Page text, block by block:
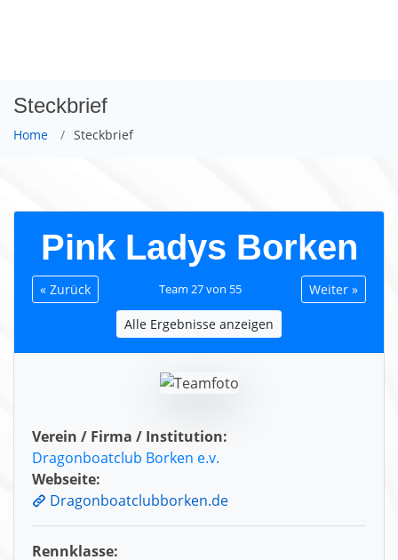
Steckbrief
Home Steckbrief
Pink Ladys Borken
« Zurück Team 27 von 55 Weiter »
Alle Ergebnisse anzeigen
Verein / Firma / Institution:
Dragonboatclub Borken e.v.
Webseite:
Dragonboatclubborken.de
Rennklasse: